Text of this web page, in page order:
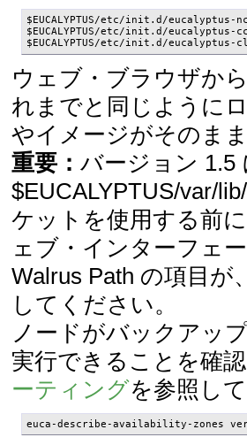
$EUCALYPTUS/etc/init.d/eucalyptus-
$EUCALYPTUS/etc/init.d/eucalyptus-
$EUCALYPTUS/etc/init.d/eucalyptus-
ウェブ・ブラウザか
れまでと同じように
やイメージがそのま
重要：バージョン 1.5
$EUCALYPTUS/var/
ケットを使用する前
ェブ・インターフェ
Walrus Path の項目
してください。
ノードがバックアッ
実行できることを確
ーティングを参照し
euca-describe-availability-zones